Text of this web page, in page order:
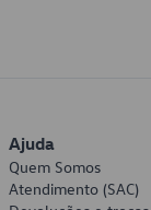
Ajuda
Quem Somos
Atendimento (SAC)